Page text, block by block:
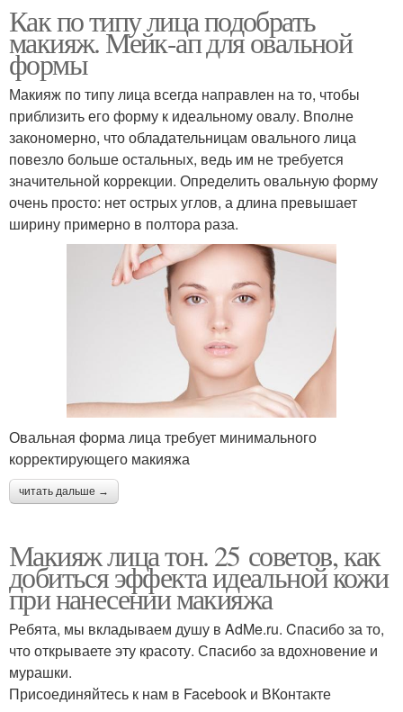
Как по типу лица подобрать
макияж. Мейк-ап для овальной
формы
Макияж по типу лица всегда направлен на то, чтобы
приблизить его форму к идеальному овалу. Вполне
закономерно, что обладательницам овального лица
повезло больше остальных, ведь им не требуется
значительной коррекции. Определить овальную форму
очень просто: нет острых углов, а длина превышает
ширину примерно в полтора раза.
Овальная форма лица требует минимального
корректирующего макияжа
читать дальше →
Макияж лица тон. 25 советов, как
добиться эффекта идеальной кожи
при нанесении макияжа
Ребята, мы вкладываем душу в AdMe.ru. Cпасибо за то,
что открываете эту красоту. Спасибо за вдохновение и
мурашки.
Присоединяйтесь к нам в Facebook и ВКонтакте